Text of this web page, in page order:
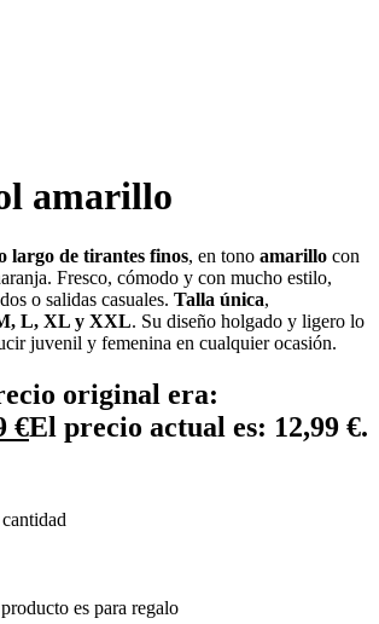
amarillo
largo de tirantes finos, en tono amarillo con
Fresco, cómodo y con mucho estilo,
o salidas casuales. Talla única,
L, XL y XXL. Su diseño holgado y ligero lo
juvenil y femenina en cualquier ocasión.
original era:
€El precio actual es: 12,99 €.
es para regalo